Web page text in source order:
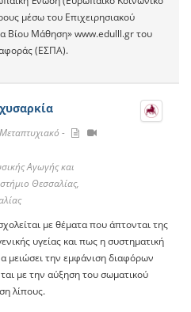
μέσω του Επιχειρησιακού
Βίου Μάθηση» www.edulll.gr του
(ΕΣΠΑ).
Μεταπτυχιακό -
Αγωγής και
Θεσσαλίας,
με θέματα που άπτονται της
υγείας και πως η συστηματική
μειώσει την εμφάνιση διαφόρων
με την αύξηση του σωματικού
λίπους.